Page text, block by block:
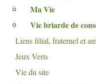
Ma Vie
Vie briarde de
Liens filial, fraternel et
Jeux Verts
Vie du site